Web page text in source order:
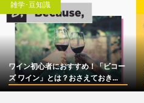
雑学･豆知識
ワイン初心者におすすめ！「ビコー
ズ ワイン」とは？おさえておき...